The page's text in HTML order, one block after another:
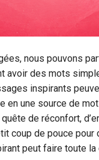
nous pouvons
avoir des mots
inspirants
en une source de
de réconfort,
coup de pouce pour
peut faire toute